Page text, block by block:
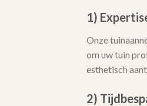
1)
Onze
om uw tuin
esthetisch
2)